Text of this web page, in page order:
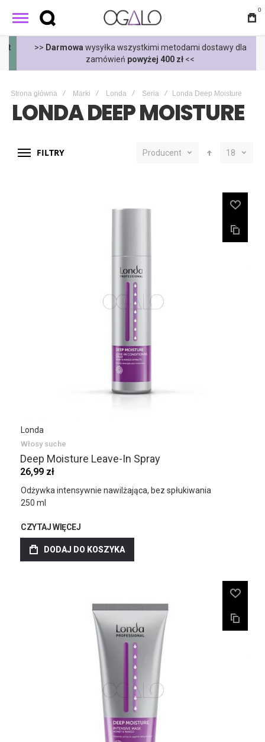
0
>>Darmowawysyłka wszystkimi metodami dostawy dla
zamówieńpowyżej 400 zł<<
Strona główna Marki Londa Seria Londa Deep Moisture
LONDA DEEP MOISTURE
FILTRY Producent 18
Londa
Włosy suche
Deep Moisture Leave-In Spray
26,99 zł
Odżywka intensywnie nawilżająca, bez spłukiwania
250 ml
CZYTAJ WIĘCEJ
DODAJ DO KOSZYKA